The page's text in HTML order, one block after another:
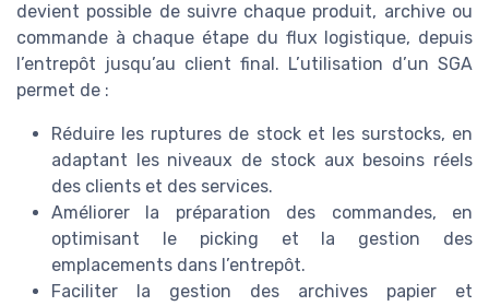
devient possible de suivre chaque produit, archive ou
commande à chaque étape du flux logistique, depuis
l’entrepôt jusqu’au client final. L’utilisation d’un SGA
permet de :
Réduire les ruptures de stock et les surstocks, en
adaptant les niveaux de stock aux besoins réels
des clients et des services.
Améliorer la préparation des commandes, en
optimisant le picking et la gestion des
emplacements dans l’entrepôt.
Faciliter la gestion des archives papier et